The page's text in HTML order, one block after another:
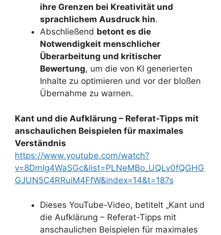
ihre Grenzen bei Kreativität und
sprachlichem Ausdruck hin.
Abschließend betont es die
Notwendigkeit menschlicher
Überarbeitung und kritischer
Bewertung, um die von KI generierten
Inhalte zu optimieren und vor der bloßen
Übernahme zu warnen.
Kant und die Aufklärung – Referat-Tipps mit
anschaulichen Beispielen für maximales
Verständnis
https://www.youtube.com/watch?
v=8DmIg4WaSGc&list=PLNeMBo_UQLv0fQGHG
GJUN5C4RRuiM4FfW&index=14&t=187s
Dieses YouTube-Video, betitelt „Kant und
die Aufklärung – Referat-Tipps mit
anschaulichen Beispielen für maximales